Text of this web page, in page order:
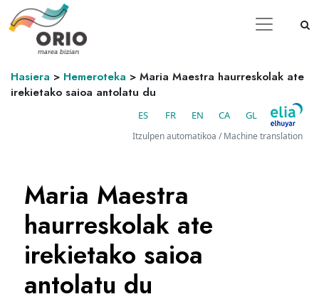
Hasiera > Hemeroteka > Maria Maestra haurreskolak ate
irekietako saioa antolatu du
ES FR EN CA GL
Itzulpen automatikoa / Machine translation
Maria Maestra
haurreskolak ate
irekietako saioa
antolatu du